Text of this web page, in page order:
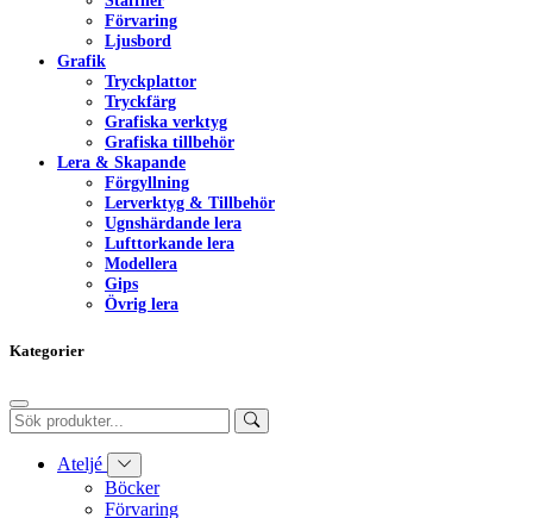
Förvaring
Ljusbord
Grafik
Tryckplattor
Tryckfärg
Grafiska verktyg
Grafiska tillbehör
Lera & Skapande
Förgyllning
Lerverktyg & Tillbehör
Ugnshärdande lera
Lufttorkande lera
Modellera
Gips
Övrig lera
Kategorier
Ateljé
Böcker
Förvaring